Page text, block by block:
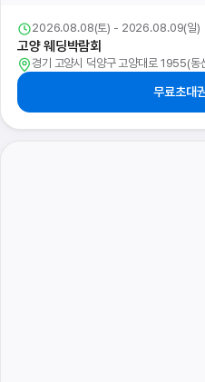
2026.08.08(토) - 2026.08.09(일)
고양 웨딩박람회
경기 고양시 덕양구 고양대로 1955(
무료초대